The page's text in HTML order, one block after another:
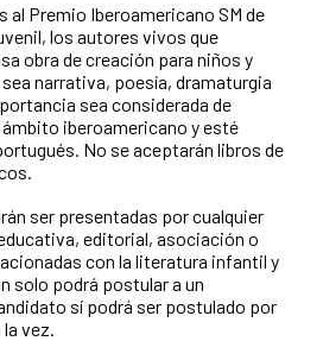
al Premio Iberoamericano SM de
los autores vivos que
obra de creación para niños y
narrativa, poesía, dramaturgia
sea considerada de
iberoamericano y esté
No se aceptarán libros de
ser presentadas por cualquier
editorial, asociación o
con la literatura infantil y
solo podrá postular a un
sí podrá ser postulado por
vez.